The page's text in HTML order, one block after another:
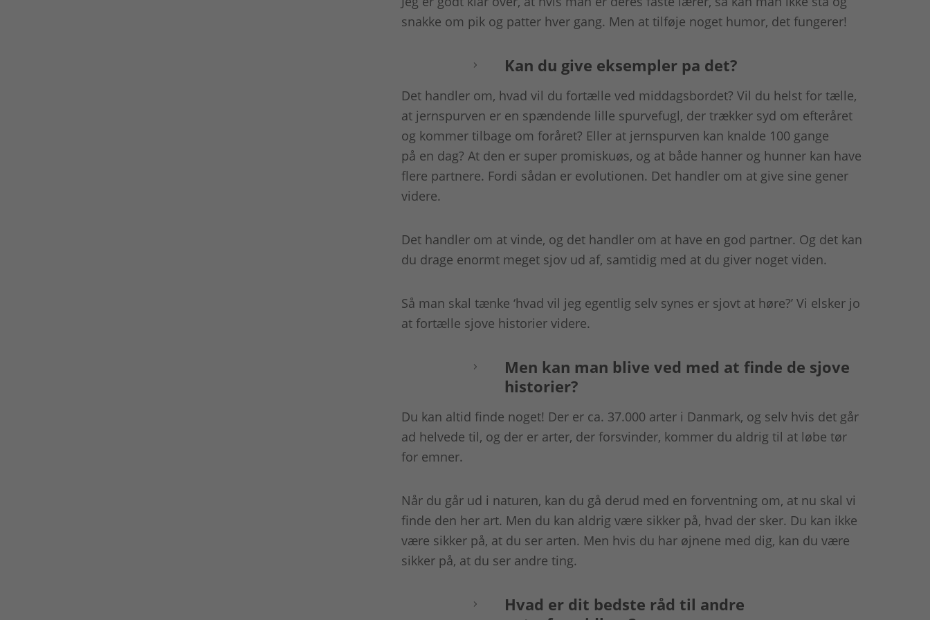
snakke om pik og patter hver gang. Men at tilføje noget humor, det fungerer!
Kan du give eksempler pa det?
Det handler om, hvad vil du fortælle ved middagsbordet? Vil du helst for­ tælle,
at jernspurven er en spændende lille spurvefugl, der trækker syd om efteråret
og kommer tilbage om foråret? Eller at jernspurven kan knalde 100 gange
på en dag? At den er super promiskuøs, og at både hanner og hunner kan have
flere partnere. Fordi sådan er evolutionen. Det handler om at give sine gener
videre.
Det handler om at vinde, og det handler om at have en god partner. Og det kan
du drage enormt meget sjov ud af, samtidig med at du giver noget viden.
Så man skal tænke ‘hvad vil jeg egentlig selv synes er sjovt at høre?’ Vi elsker jo
at fortælle sjove historier videre.
Men kan man blive ved med at finde de sjove
historier?
Du kan altid finde noget! Der er ca. 37.000 arter i Danmark, og selv hvis det går
ad helvede til, og der er arter, der forsvinder, kommer du aldrig til at løbe tør
for emner.
Når du går ud i naturen, kan du gå derud med en forventning om, at nu skal vi
finde den her art. Men du kan aldrig være sikker på, hvad der sker. Du kan ikke
være sikker på, at du ser arten. Men hvis du har øjnene med dig, kan du være
sikker på, at du ser andre ting.
Hvad er dit bedste råd til andre